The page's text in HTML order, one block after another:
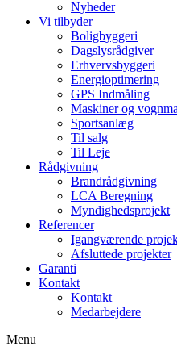
Nyheder
Vi tilbyder
Boligbyggeri
Dagslysrådgiver
Erhvervsbyggeri
Energioptimering
GPS Indmåling
Maskiner og
Sportsanlæg
Til salg
Til Leje
Rådgivning
Brandrådgivning
LCA Beregning
Myndighedsprojekt
Referencer
Igangværende
Afsluttede projekter
Garanti
Kontakt
Kontakt
Medarbejdere
Menu